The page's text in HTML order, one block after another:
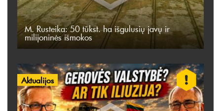
M. Rusteika: 50 tūkst. ha išgulusių javų ir
milijoninės išmokos
Aktualijos